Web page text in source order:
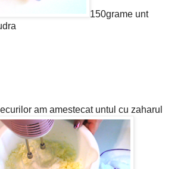
150grame unt
am amestecat untul cu zaharul